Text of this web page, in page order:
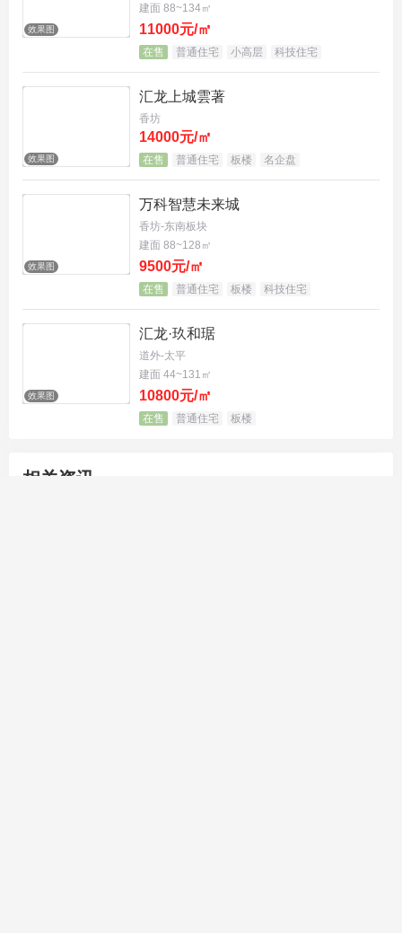
效果图
建面 88~134㎡
11000元/㎡
在售 普通住宅 小高层 科技住宅
效果图
汇龙上城雲著
香坊
14000元/㎡
在售 普通住宅 板楼 名企盘
效果图
万科智慧未来城
香坊-东南板块
建面 88~128㎡
9500元/㎡
在售 普通住宅 板楼 科技住宅
效果图
汇龙·玖和琚
道外-太平
建面 44~131㎡
10800元/㎡
在售 普通住宅 板楼
相关资讯